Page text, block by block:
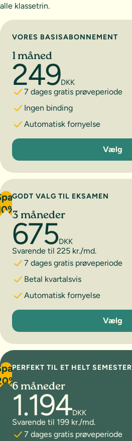
alle klassetrin.
Vælg abonnement
VORES BASISABONNEMENT
1 måned
249DKK
7 dages gratis prøveperiode
Ingen binding
Automatisk fornyelse
1 måned
Vælg
GODT VALG TIL EKSAMEN
3 måneder
675DKK
Svarende til 225 kr./md.
7 dages gratis prøveperiode
Betal kvartalsvis
Automatisk fornyelse
3 måneder
Vælg
PERFEKT TIL ET HELT SEMESTER
6 måneder
1.194DKK
Svarende til 199 kr./md.
7 dages gratis prøveperiode